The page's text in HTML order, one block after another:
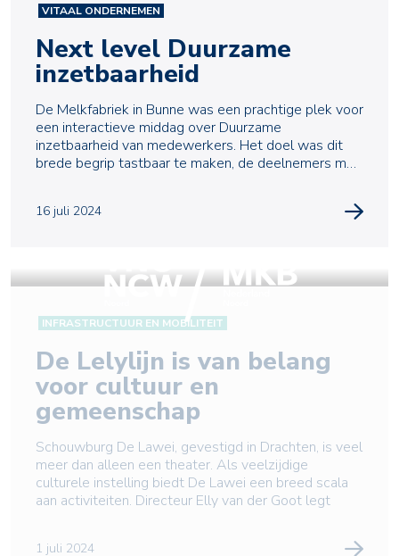
VITAAL ONDERNEMEN
Next level Duurzame
inzetbaarheid
De Melkfabriek in Bunne was een prachtige plek voor
een interactieve middag over Duurzame
inzetbaarheid van medewerkers. Het doel was dit
brede begrip tastbaar te maken, de deelnemers met
16 juli 2024